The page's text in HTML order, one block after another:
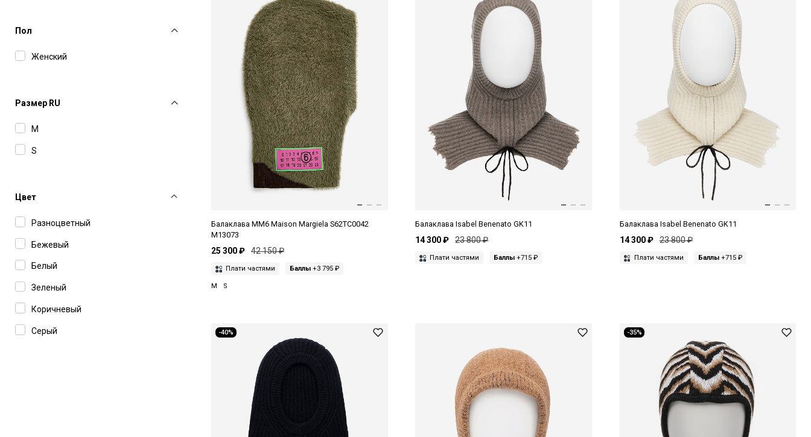
Пол
Женский
Размер RU
M
S
Цвет
Разноцветный
Бежевый
Белый
Зеленый
Коричневый
Серый
Балаклава MM6 Maison Margiela S62TC0042
M13073
25 300 ₽ 42 150 ₽
Плати частями Баллы +3 795 ₽
M S
Балаклава Isabel Benenato GK11
14 300 ₽ 23 800 ₽
Плати частями Баллы +715 ₽
Балаклава Isabel Benenato GK11
14 300 ₽ 23 800 ₽
Плати частями Баллы+715 ₽
-40% -35%